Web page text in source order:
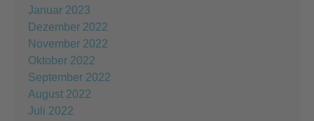
Januar 2023
Dezember 2022
November 2022
Oktober 2022
September 2022
August 2022
Juli 2022